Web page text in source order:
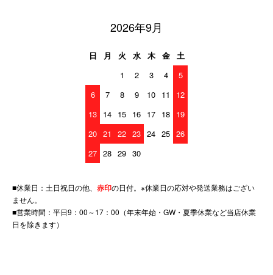
2026年9月
日 月 火 水 木 金
土
1
2 3 4
5
6
7 8 9 10 11
12
13 14 15 16 17 18 19
20 21 22 23 24 25 26
27 28 29 30
■休業日：土日祝日の他、 赤印の日付。※休業日の応対や発送業務はござい
ません。
■営業時間：平日9：00～17：00（年末年始・GW・夏季休業など当店休業
日を除きます）